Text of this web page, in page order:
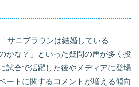
サニブラウンは結婚している
かな？」といった疑問の声が多く投
試合で活躍した後やメディアに登場
ートに関するコメントが増える傾向